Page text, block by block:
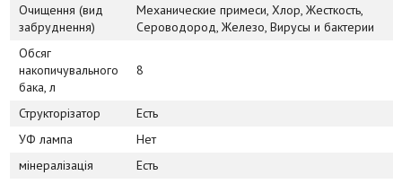
Очищення (вид
забруднення)
Механические примеси, Хлор, Жесткость,
Сероводород, Железо, Вирусы и бактерии
Обсяг
накопичувального
бака, л
8
Структорізатор
Есть
УФ лампа
Нет
мінералізація
Есть